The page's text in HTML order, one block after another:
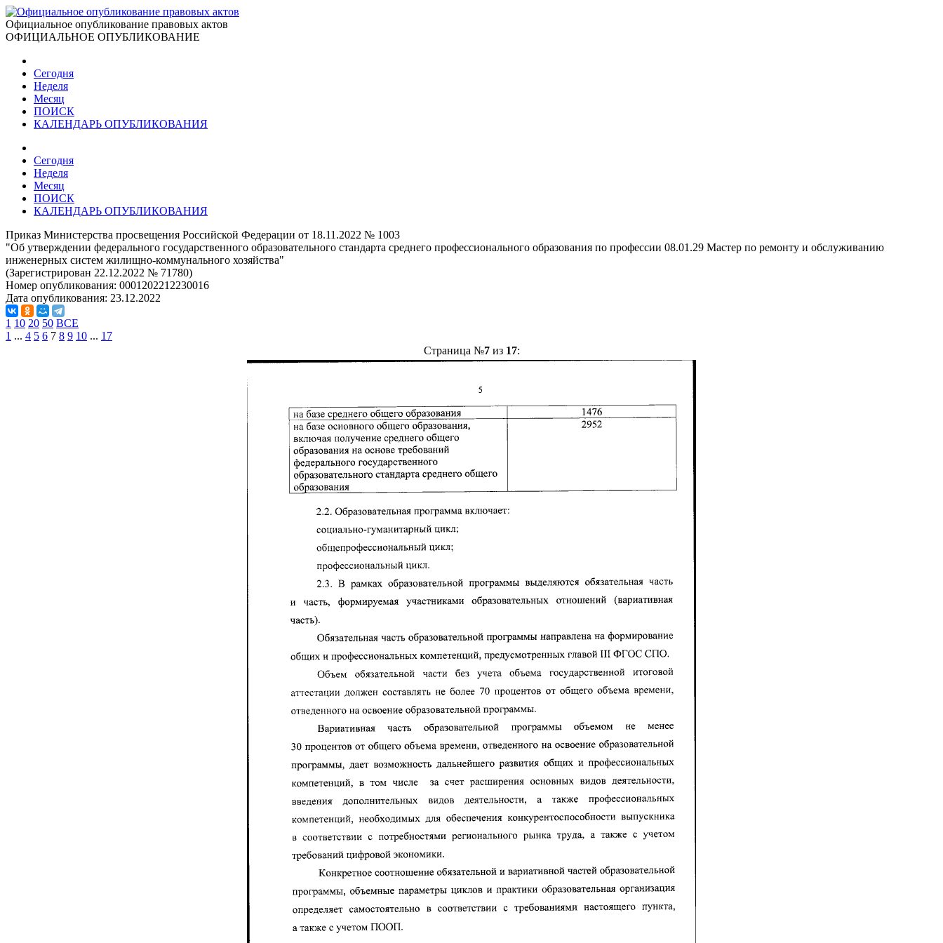
Официальное опубликование правовых актов
ОФИЦИАЛЬНОЕ ОПУБЛИКОВАНИЕ
Сегодня
Неделя
Месяц
ПОИСК
КАЛЕНДАРЬ ОПУБЛИКОВАНИЯ
Сегодня
Неделя
Месяц
ПОИСК
КАЛЕНДАРЬ ОПУБЛИКОВАНИЯ
Приказ Министерства просвещения Российской Федерации от 18.11.2022 № 1003
"Об утверждении федерального государственного образовательного стандарта среднего профессионального образования по профессии 08.01.29 Мастер по ремонту и обслуживанию
инженерных систем жилищно-коммунального хозяйства"
(Зарегистрирован 22.12.2022 № 71780)
Номер опубликования: 0001202212230016
Дата опубликования: 23.12.2022
1 10 20 50 ВСЕ
1 ... 4 5 6 7 8 9 10 ... 17
Страница №7из 17: